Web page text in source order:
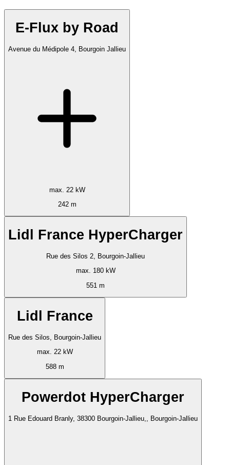
E-Flux by Road
Avenue du Médipole 4, Bourgoin Jallieu
max. 22 kW
242 m
Lidl France HyperCharger
Rue des Silos 2, Bourgoin-Jallieu
max. 180 kW
551 m
Lidl France
Rue des Silos, Bourgoin-Jallieu
max. 22 kW
588 m
Powerdot HyperCharger
1 Rue Edouard Branly, 38300 Bourgoin-Jallieu,, Bourgoin-Jallieu